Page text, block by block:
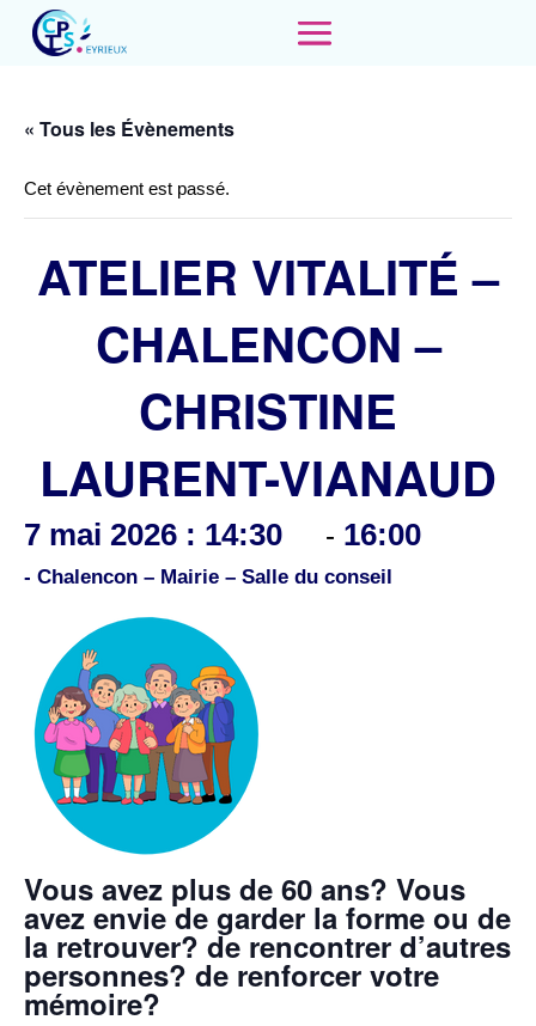
« Tous les Évènements
Cet évènement est passé.
ATELIER VITALITÉ –
CHALENCON –
CHRISTINE
LAURENT-VIANAUD
7 mai 2026 : 14:30 - 16:00
- Chalencon – Mairie – Salle du conseil
Vous avez plus de 60 ans? Vous
avez envie de garder la forme ou de
la retrouver? de rencontrer d’autres
personnes? de renforcer votre
mémoire?